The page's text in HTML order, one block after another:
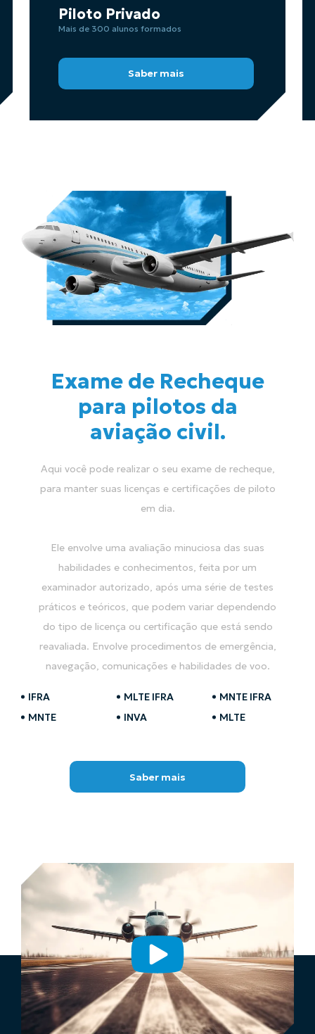
Piloto Privado
Mais de 300 alunos formados
Saber mais
Exame de Recheque
para pilotos da
aviação civil.
Aqui você pode realizar o seu exame de recheque,
para manter suas licenças e certificações de piloto
em dia.
Ele envolve uma avaliação minuciosa das suas
habilidades e conhecimentos, feita por um
examinador autorizado, após uma série de testes
práticos e teóricos, que podem variar dependendo
do tipo de licença ou certificação que está sendo
reavaliada. Envolve procedimentos de emergência,
navegação, comunicações e habilidades de voo.
IFRA MLTE IFRA
MNTE IFRA
MNTE
INVA MLTE
Saber mais